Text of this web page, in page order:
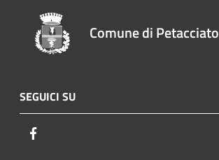
Comune di Petacciato
SEGUICI SU